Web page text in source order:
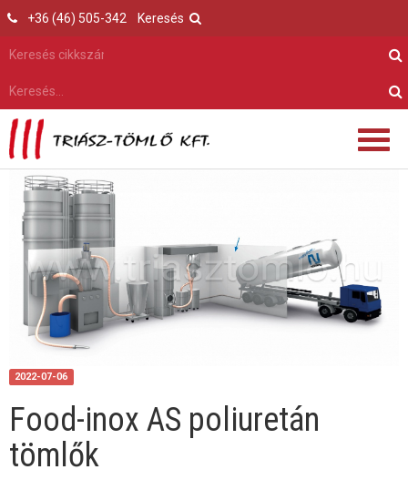
Keresés
+36 (46) 505-342
2022-07-06
Food-inox AS poliuretán
tömlők